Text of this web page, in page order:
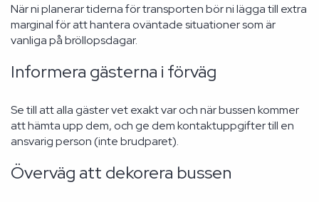
När ni planerar tiderna för transporten bör ni lägga till extra
marginal för att hantera oväntade situationer som är
vanliga på bröllopsdagar.
Informera gästerna i förväg
Se till att alla gäster vet exakt var och när bussen kommer
att hämta upp dem, och ge dem kontaktuppgifter till en
ansvarig person (inte brudparet).
Överväg att dekorera bussen